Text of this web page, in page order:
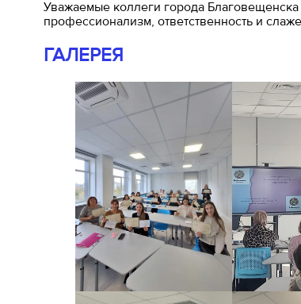
Уважаемые коллеги города
профессионализм, ответственность и
ГАЛЕРЕЯ